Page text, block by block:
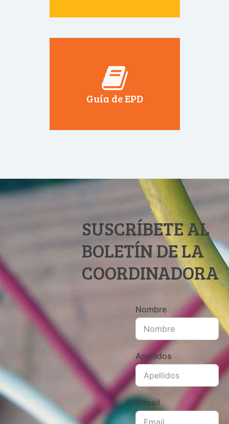
Guía de EPD
SUSCRÍBETE AL
BOLETÍN DE LA
COORDINADORA
Nombre
Apellidos
E-mail